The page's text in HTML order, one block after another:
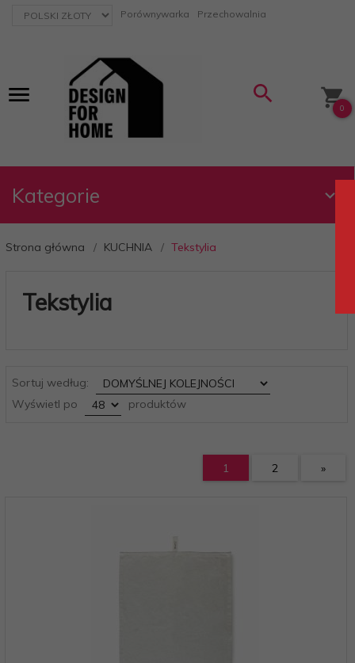
currency_h Porównywarka Przechowalnia
0
Kategorie
Strona główna KUCHNIA Tekstylia
Tekstylia
Sortuj według:
sort
Wyświetl po
pop produktów
1 2 »